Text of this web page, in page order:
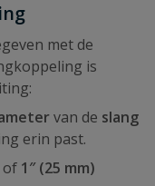
met de
is
van de slang
erin past.
of 1″ (25 mm)